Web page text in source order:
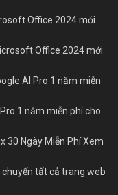
Office 2024 mới
Office 2024 mới
AI Pro 1 năm miễn
1 năm miễn phí cho
30 Ngày Miễn Phí Xem
tất cả trang web